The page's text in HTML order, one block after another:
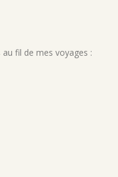
fil de mes voyages :